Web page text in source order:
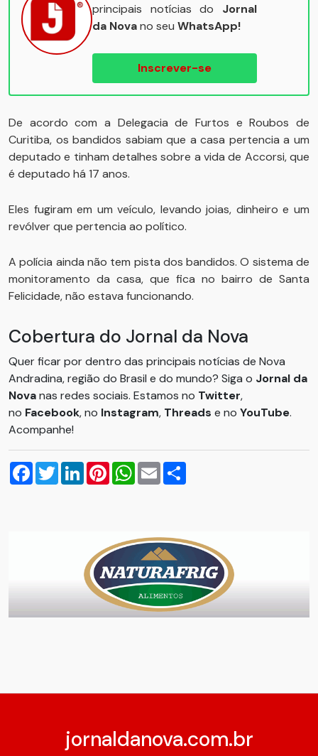
principais notícias do Jornal
da Novano seu WhatsApp!
Inscrever-se
De acordo com a Delegacia de Furtos e Roubos de
Curitiba, os bandidos sabiam que a casa pertencia a um
deputado e tinham detalhes sobre a vida de Accorsi, que
é deputado há 17 anos.
Eles fugiram em um veículo, levando joias, dinheiro e um
revólver que pertencia ao político.
A polícia ainda não tem pista dos bandidos. O sistema de
monitoramento da casa, que fica no bairro de Santa
Felicidade, não estava funcionando.
Cobertura do Jornal da Nova
Quer ficar por dentro das principais notícias de Nova
Andradina, região do Brasil e do mundo? Siga o Jornal da
Novanas redes sociais. Estamos no Twitter,
no Facebook, no Instagram, Threads e no YouTube.
Acompanhe!
Facebook
TwitterLinkedInPinterestWhatsApp
Email
jornaldanova.com.br